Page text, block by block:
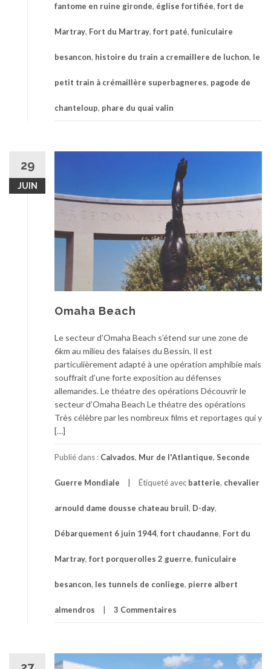
fantome en ruine gironde, église fortifiée, fort de
Martray, Fort du Martray, fort paté, funiculaire
besancon, histoire du train a cremaillere de luchon, le
petit train à crémaillère superbagneres, pagode de
chanteloup, phare du quai valin
29
JUIN
Omaha Beach
Le secteur d’Omaha Beach s’étend sur une zone de
6km au milieu des falaises du Bessin. Il est
particulièrement adapté à une opération amphibie mais
souffrait d’une forte exposition au défenses
allemandes. Le théatre des opérations Découvrir le
secteur d’Omaha Beach Le théatre des opérations
Très célèbre par les nombreux films et reportages qui y
[…]
Publié dans : Calvados, Mur de l'Atlantique, Seconde
Guerre Mondiale Étiqueté avec batterie, chevalier
arnould dame dousse chateau bruil, D-day,
Débarquement 6 juin 1944, fort chaudanne, Fort du
Martray, fort porquerolles 2 guerre, funiculaire
besancon, les tunnels de conliege, pierre albert
almendros 3 Commentaires